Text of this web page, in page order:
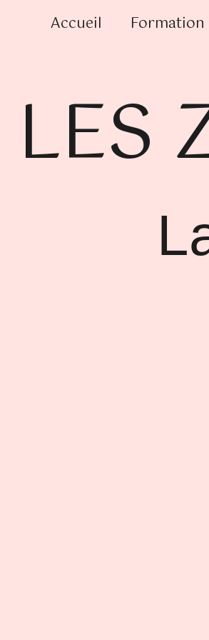
Accueil Formation
LES